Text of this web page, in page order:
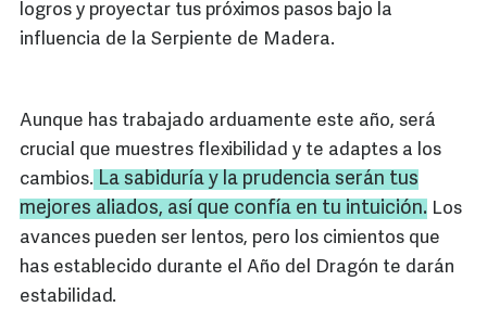
logros y proyectar tus próximos pasos bajo la
influencia de la Serpiente de Madera.
Aunque has trabajado arduamente este año, será
crucial que muestres flexibilidad y te adaptes a los
cambios. La sabiduría y la prudencia serán tus
mejores aliados, así que confía en tu intuición. Los
avances pueden ser lentos, pero los cimientos que
has establecido durante el Año del Dragón te darán
estabilidad.